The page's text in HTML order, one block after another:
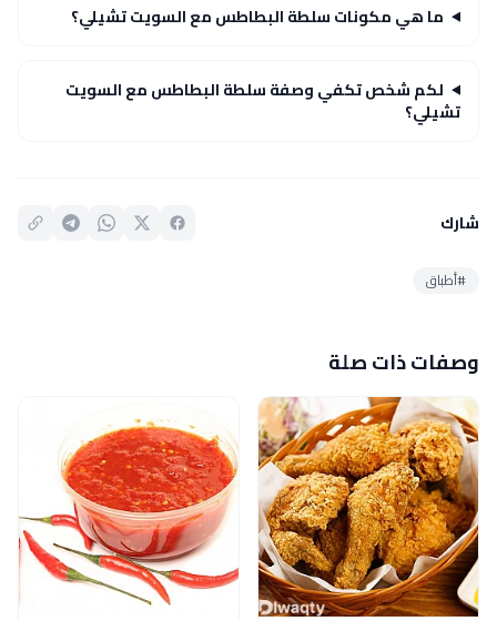
ما هي مكونات سلطة البطاطس مع السويت تشيلي؟
لكم شخص تكفي وصفة سلطة البطاطس مع السويت
تشيلي؟
شارك
#أطباق
وصفات ذات صلة